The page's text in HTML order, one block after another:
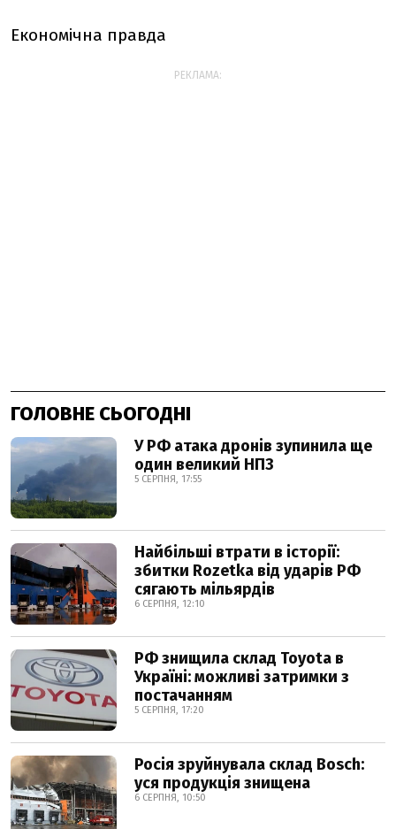
Економічна правда
РЕКЛАМА:
ГОЛОВНЕ СЬОГОДНІ
У РФ атака дронів зупинила ще
один великий НПЗ
5 СЕРПНЯ, 17:55
Найбільші втрати в історії:
збитки Rozetka від ударів РФ
сягають мільярдів
6 СЕРПНЯ, 12:10
РФ знищила склад Toyota в
Україні: можливі затримки з
постачанням
5 СЕРПНЯ, 17:20
Росія зруйнувала склад Bosch:
уся продукція знищена
6 СЕРПНЯ, 10:50